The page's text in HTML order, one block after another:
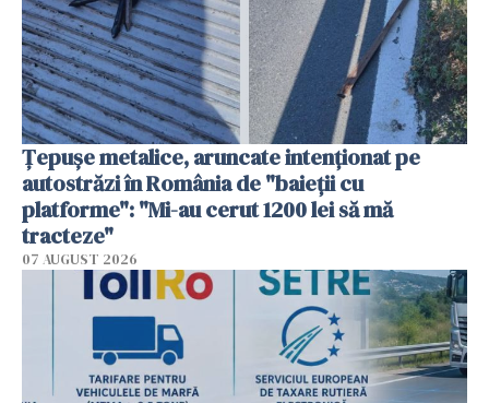
Țepușe metalice, aruncate intenționat pe
autostrăzi în România de "baieții cu
platforme": "Mi-au cerut 1200 lei să mă
tracteze"
07 AUGUST 2026